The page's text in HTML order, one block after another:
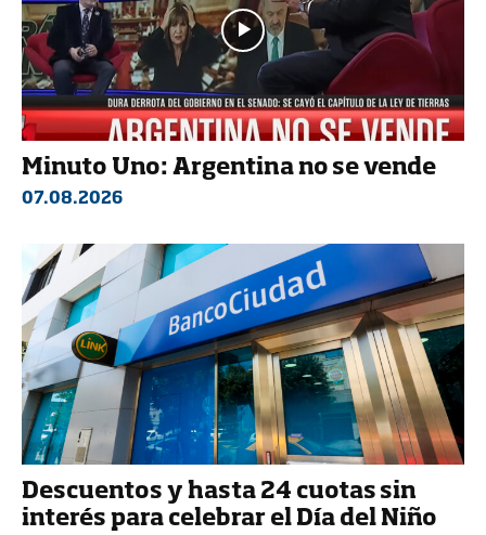
Minuto Uno: Argentina no se vende
07.08.2026
Descuentos y hasta 24 cuotas sin
interés para celebrar el Día del Niño